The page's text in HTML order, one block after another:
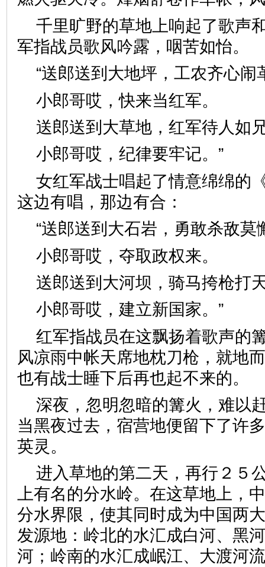
千里旷野的草地上响起了歌声
军指战员歌风吟露，咽苦如怡。
“送郎送到大地坪，工农齐心闹
小郎哥哎，快来当红军。
送郎送到大草地，红军待人如
小郎哥哎，纪律要牢记。”
女红军战士唱起了情意绵绵的
这边有唱，那边有合：
“送郎送到大石岩，勇敢杀敌莫
小郎哥哎，夺取政权来。
送郎送到大河坝，骑马挎枪打
小郎哥哎，建立新国家。”
红军指战员在这飘扬着歌声的
风凉雨中帐天席地枕刀枪，就地
也有战士睡下后再也起不来的。
深夜，忽明忽暗的篝火，难以
当黑夜过去，宿营地便留下了许
英灵。
进入草地的第二天，再行２５
上有名的分水岭。在这草地上，
分水界限，使其同时成为中国两
发源地：岭北的水汇成白河、黑
河；岭南的水汇成岷江、大渡河